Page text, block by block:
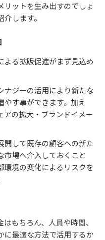
ットを生み出すのでしょ
します。
よる拡販促進がまず見込め
ナジーの活用により新たな
やす事ができます。加え
アの拡大・ブランドイメー
開して既存の顧客への新た
市場へ介入しておくこと
環境の変化によるリスクを
もちろん、人員や時間、
に最適な方法で活用するか